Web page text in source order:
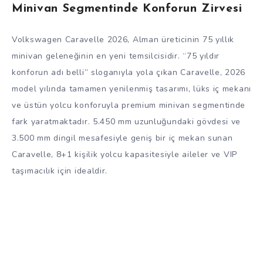
Minivan Segmentinde Konforun Zirvesi
Volkswagen Caravelle 2026, Alman üreticinin 75 yıllık
minivan geleneğinin en yeni temsilcisidir. “75 yıldır
konforun adı belli” sloganıyla yola çıkan Caravelle, 2026
model yılında tamamen yenilenmiş tasarımı, lüks iç mekanı
ve üstün yolcu konforuyla premium minivan segmentinde
fark yaratmaktadır. 5.450 mm uzunluğundaki gövdesi ve
3.500 mm dingil mesafesiyle geniş bir iç mekan sunan
Caravelle, 8+1 kişilik yolcu kapasitesiyle aileler ve VIP
taşımacılık için idealdir.